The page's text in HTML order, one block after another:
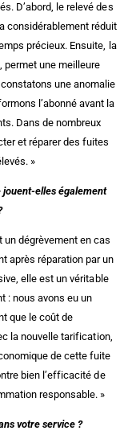
D’abord, le relevé des
considérablement réduit
précieux. Ensuite, la
une meilleure
une anomalie
l’abonné avant la
Dans de nombreux
et réparer des fuites
»
elles également
un dégrèvement en cas
après réparation par un
elle est un véritable
: nous avons eu un
que le coût de
la nouvelle tarification,
de cette fuite
bien l’efficacité de
responsable. »
votre service ?